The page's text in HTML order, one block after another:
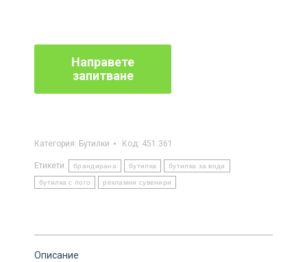
Категория: Бутилки Код: 451.361
Етикети: брандирана бутилка бутилка за вода
бутилка с лого рекламни сувенири
Описание